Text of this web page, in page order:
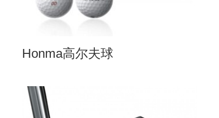
Honma高尔夫球